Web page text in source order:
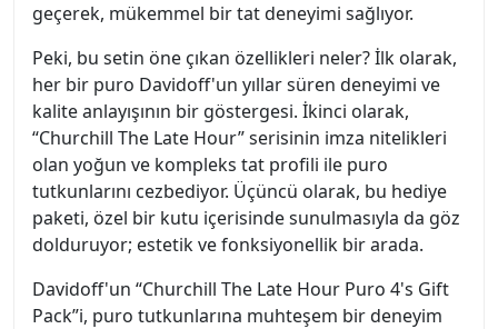
geçerek, mükemmel bir tat deneyimi sağlıyor.
Peki, bu setin öne çıkan özellikleri neler? İlk olarak,
her bir puro Davidoff'un yıllar süren deneyimi ve
kalite anlayışının bir göstergesi. İkinci olarak,
“Churchill The Late Hour” serisinin imza nitelikleri
olan yoğun ve kompleks tat profili ile puro
tutkunlarını cezbediyor. Üçüncü olarak, bu hediye
paketi, özel bir kutu içerisinde sunulmasıyla da göz
dolduruyor; estetik ve fonksiyonellik bir arada.
Davidoff'un “Churchill The Late Hour Puro 4's Gift
Pack”i, puro tutkunlarına muhteşem bir deneyim